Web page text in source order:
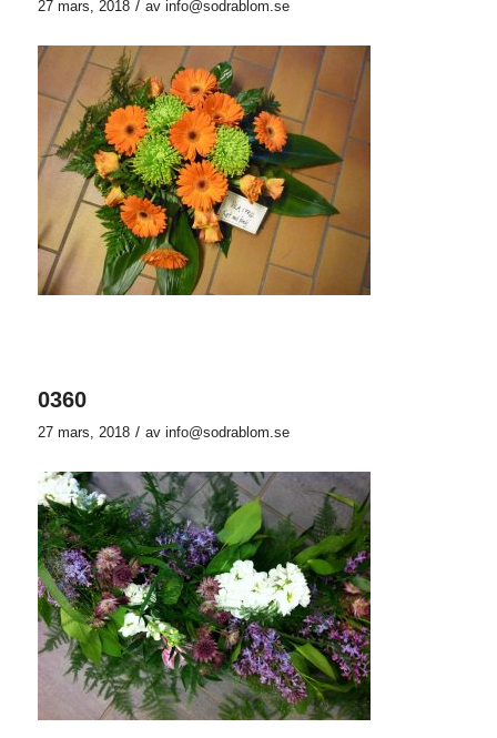
27 mars, 2018 / av info@sodrablom.se
0360
27 mars, 2018 / av info@sodrablom.se